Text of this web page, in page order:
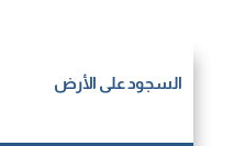
السجود على الأرض